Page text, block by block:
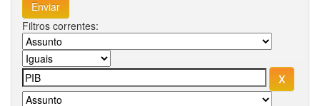
Filtros correntes: